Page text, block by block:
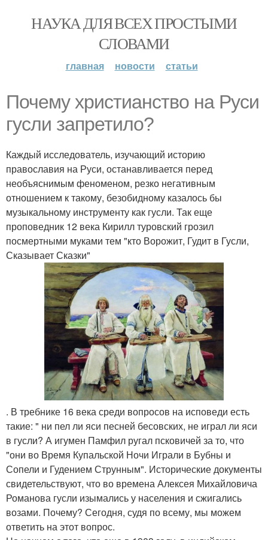
НАУКА ДЛЯ ВСЕХ ПРОСТЫМИ
СЛОВАМИ
главная новости статьи
Почему христианство на Руси
гусли запретило?
Каждый исследователь, изучающий историю
православия на Руси, останавливается перед
необъяснимым феноменом, резко негативным
отношением к такому, безобидному казалось бы
музыкальному инструменту как гусли. Так еще
проповедник 12 века Кирилл туровский грозил
посмертными муками тем "кто Ворожит, Гудит в Гусли,
Сказывает Сказки"
. В требнике 16 века среди вопросов на исповеди есть
такие: " ни пел ли яси песней бесовских, не играл ли яси
в гусли? А игумен Памфил ругал псковичей за то, что
"они во Время Купальской Ночи Играли в Бубны и
Сопели и Гудением Струнным". Исторические документы
свидетельствуют, что во времена Алексея Михайловича
Романова гусли изымались у населения и сжигались
возами. Почему? Сегодня, судя по всему, мы можем
ответить на этот вопрос.